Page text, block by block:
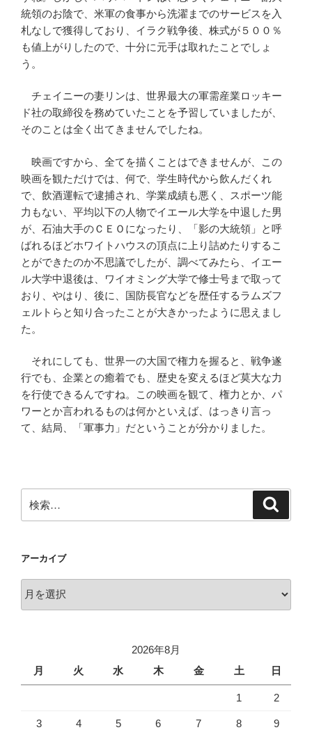
統領のお陰で、米軍の食事から洗濯までのサービスを入
札なしで獲得しており、イラク戦争後、株式が５００％
も値上がりしたので、十分に元手は取れたことでしょ
う。
チェイニーの妻リンは、世界最大の軍需産業ロッキー
ド社の取締役を務めていたことを予習していましたが、
そのことは全く出てきませんでしたね。
映画ですから、全てを描くことはできませんが、この
映画を観ただけでは、何で、学生時代から飲んだくれ
で、飲酒運転で逮捕され、学業成績も悪く、スポーツ能
力もない、平均以下の人物でイエール大学を中退した男
が、石油大手のＣＥＯになったり、「影の大統領」と呼
ばれるほどホワイトハウスの頂点に上り詰めたりするこ
とができたのか不思議でしたが、調べてみたら、イエー
ル大学中退後は、ワイオミング大学で修士号まで取って
おり、やはり、後に、国防長官などを歴任するラムズフ
ェルトらと知り合ったことが大きかったように思えまし
た。
それにしても、世界一の大国で権力を握ると、戦争遂
行でも、企業との癒着でも、歴史を変えるほど莫大な力
を行使できるんですね。この映画を観て、権力とか、パ
ワーとか言われるものは何かといえば、はっきり言っ
て、結局、「軍事力」だということが分かりました。
索:
アーカイブ
ー
2026年8月
月
火 水 木 金 土 日
1 2
3 4 5 6 7 8 9